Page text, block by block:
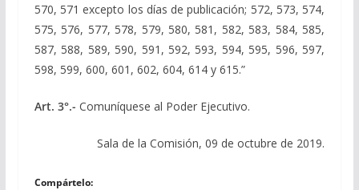
570, 571 excepto los días de publicación; 572, 573, 574,
575, 576, 577, 578, 579, 580, 581, 582, 583, 584, 585,
587, 588, 589, 590, 591, 592, 593, 594, 595, 596, 597,
598, 599, 600, 601, 602, 604, 614 y 615.”
Art. 3°.- Comuníquese al Poder Ejecutivo.
Sala de la Comisión, 09 de octubre de 2019.
Compártelo: